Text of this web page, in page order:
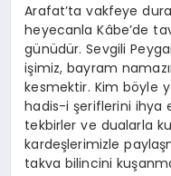
Arafat’ta vakfeye
heyecanla Kâbe’de
günüdür. Sevgili
işimiz, bayram
kesmektir. Kim böyle
hadis-i şeriflerini ihya
tekbirler ve dualarla
kardeşlerimizle
takva bilincini